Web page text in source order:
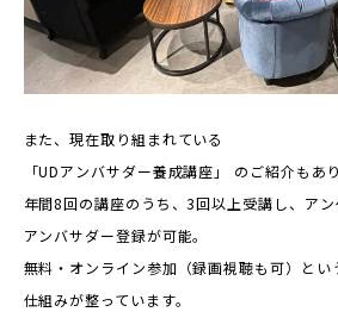
また、現在取り組まれている
「UDアンバサダー養成講座」 のご紹介もあ
年間8回の講座のうち、3回以上受講し、ア
アンバサダー登録が可能。
無料・オンライン参加（録画視聴も可）と
仕組みが整っています。